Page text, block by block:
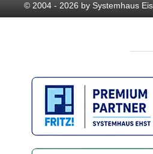
© 2004 - 2026 by Systemhaus